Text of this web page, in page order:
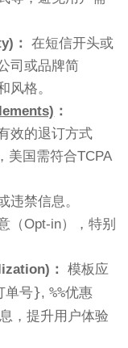
：
在短信开头或
司或品牌简
风格。
：
效的退订方式
美国需符合TCPA
违禁信息。
（Opt-in），特别
：
模板应
单号},%%优惠
，提升用户体验